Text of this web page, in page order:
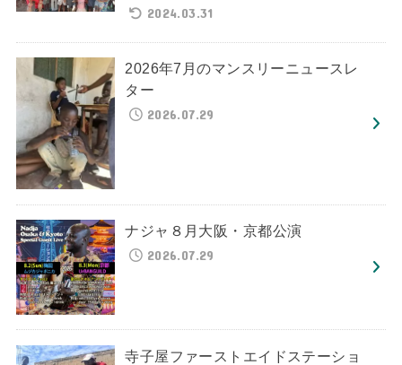
2024.03.31
2026年7月のマンスリーニュースレ
ター
2026.07.29
ナジャ８月大阪・京都公演
2026.07.29
寺子屋ファーストエイドステーショ